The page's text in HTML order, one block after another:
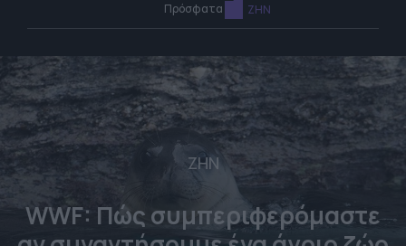
Πρόσφατα ΖΗΝ
ΖΗΝ
WWF: Πώς συμπεριφερόμαστε